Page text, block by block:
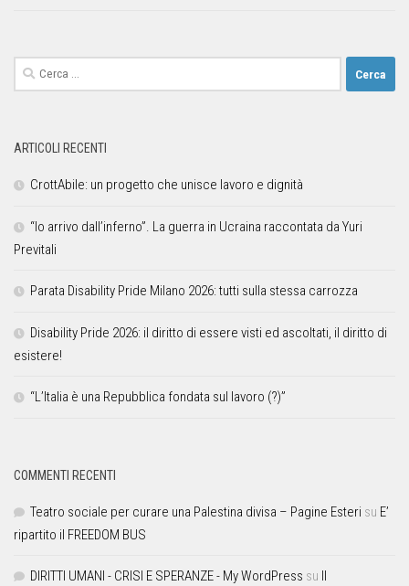
ARTICOLI RECENTI
CrottAbile: un progetto che unisce lavoro e dignità
“Io arrivo dall’inferno”. La guerra in Ucraina raccontata da Yuri
Previtali
Parata Disability Pride Milano 2026: tutti sulla stessa carrozza
Disability Pride 2026: il diritto di essere visti ed ascoltati, il diritto di
esistere!
“L’Italia è una Repubblica fondata sul lavoro (?)”
COMMENTI RECENTI
Teatro sociale per curare una Palestina divisa – Pagine Esteri su E’
ripartito il FREEDOM BUS
DIRITTI UMANI - CRISI E SPERANZE - My WordPress su Il